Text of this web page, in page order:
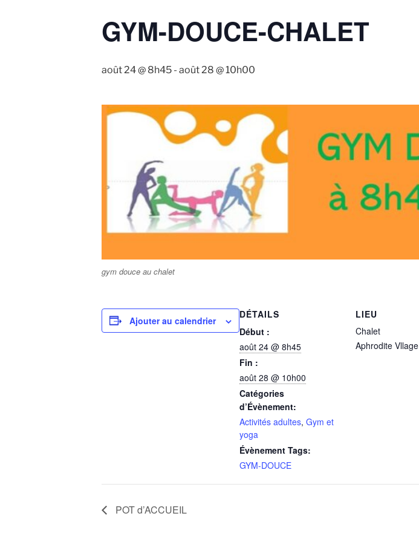
GYM-DOUCE-CHALET
août 24 @ 8h45 - août 28 @ 10h00
gym douce au chalet
Ajouter au calendrier
DÉTAILS
Début :
août 24 @ 8h45
Fin :
août 28 @ 10h00
Catégories
d’Évènement:
Activités adultes, Gym et
yoga
Évènement Tags:
GYM-DOUCE
LIEU
Chalet
Aphrodite Vllage
POT d’ACCUEIL